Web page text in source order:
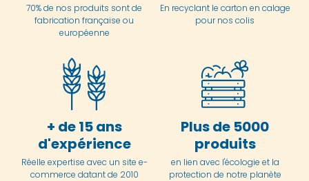
70% de nos produits sont de
fabrication française ou
européenne
En recyclant le carton en calage
pour nos colis
+ de 15 ans
d'expérience
Réelle expertise avec un site e-
commerce datant de 2010
Plus de 5000
produits
en lien avec l'écologie et la
protection de notre planète